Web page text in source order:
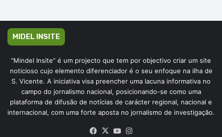
MIDEL INSITE
“Mindel Insite” é um projecto que tem por objectivo criar um site
noticioso cujo elemento diferenciador é o seu enfoque na ilha de
S. Vicente. A iniciativa visa preencher uma lacuna informativa no
campo do jornalismo nacional, posicionando-se como uma
plataforma de difusão de notícias de carácter regional, nacional e
internacional, com uma forte aposta no jornalismo de investigação.
Facebook
X YouTube